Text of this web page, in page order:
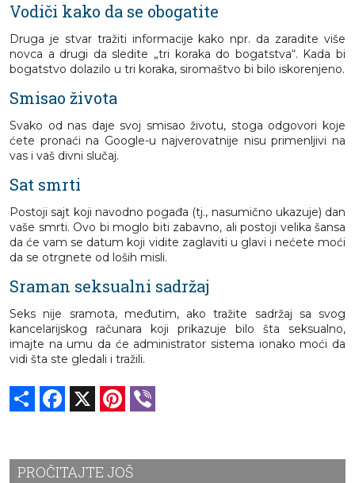
Vodiči kako da se obogatite
Druga je stvar tražiti informacije kako npr. da zaradite više
novca a drugi da sledite „tri koraka do bogatstva“. Kada bi
bogatstvo dolazilo u tri koraka, siromaštvo bi bilo iskorenjeno.
Smisao života
Svako od nas daje svoj smisao životu, stoga odgovori koje
ćete pronaći na Google-u najverovatnije nisu primenljivi na
vas i vaš divni slučaj.
Sat smrti
Postoji sajt koji navodno pogađa (tj., nasumično ukazuje) dan
vaše smrti. Ovo bi moglo biti zabavno, ali postoji velika šansa
da će vam se datum koji vidite zaglaviti u glavi i nećete moći
da se otrgnete od loših misli.
Sraman seksualni sadržaj
Seks nije sramota, međutim, ako tražite sadržaj sa svog
kancelarijskog računara koji prikazuje bilo šta seksualno,
imajte na umu da će administrator sistema ionako moći da
vidi šta ste gledali i tražili.
Share Facebook Pinterest
PROČITAJTE JOŠ